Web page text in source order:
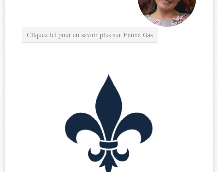
Cliquez ici pour en savoir plus sur Hanna Gas